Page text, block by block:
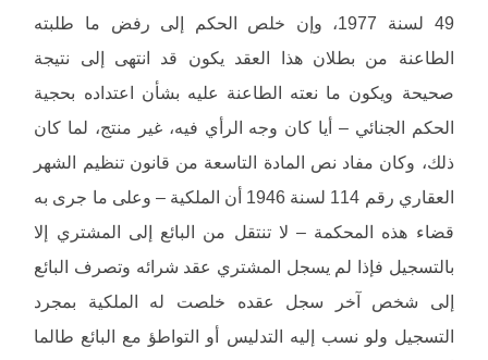
49 لسنة 1977، وإن خلص الحكم إلى رفض ما طلبته
الطاعنة من بطلان هذا العقد يكون قد انتهى إلى نتيجة
صحيحة ويكون ما نعته الطاعنة عليه بشأن اعتداده بحجية
الحكم الجنائي – أيا كان وجه الرأي فيه، غير منتج، لما كان
ذلك، وكان مفاد نص المادة التاسعة من قانون تنظيم الشهر
العقاري رقم 114 لسنة 1946 أن الملكية – وعلى ما جرى به
قضاء هذه المحكمة – لا تنتقل من البائع إلى المشتري إلا
بالتسجيل فإذا لم يسجل المشتري عقد شرائه وتصرف البائع
إلى شخص آخر سجل عقده خلصت له الملكية بمجرد
التسجيل ولو نسب إليه التدليس أو التواطؤ مع البائع طالما